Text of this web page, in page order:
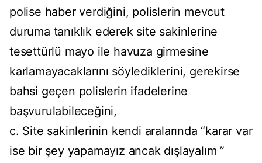
polise haber verdiğini, polislerin mevcut
duruma tanıklık ederek site sakinlerine
tesettürlü mayo ile havuza girmesine
karlamayacaklarını söylediklerini, gerekirse
bahsi geçen polislerin ifadelerine
başvurulabileceğini,
c. Site sakinlerinin kendi aralarında “karar var
ise bir şey yapamayız ancak dışlayalım ”